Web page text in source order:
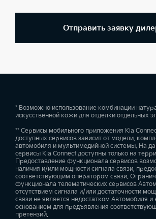
Отправить заявку
* Возможно использование комбинации
искусственной кожи для отделки отдельных
** Сервисы мобильного приложения Kia
доступных сервисов зависит от модели,
автомобиля и мультимедийной системы. На
сервисы Kia Connect доступны только на
Предоставление функционала сервисов
наличия и/или мощности сигнала связи,
соответствующим оператором связи.
функционала телематических сервисов
отсутствием сигнала и/или достаточности
связи не является недостатком Автомобиля
основанием для предъявления
претензий.